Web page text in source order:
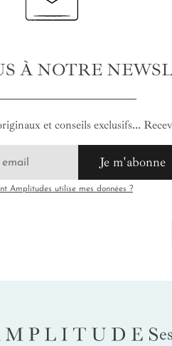
À NOTRE
et conseils exclusifs...
Je m'abonne
Amplitudes utilise mes données ?
AMPLITUDES